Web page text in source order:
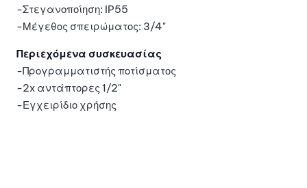
-Στεγανοποίηση: IP55
-Μέγεθος σπειρώματος: 3/4"
Περιεχόμενα συσκευασίας
-Προγραμματιστής ποτίσματος
-2x αντάπτορες 1/2"
-Εγχειρίδιο χρήσης